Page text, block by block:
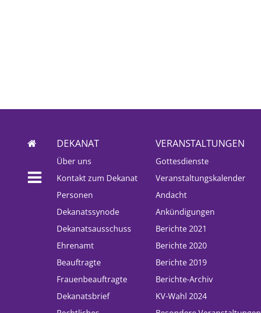
DEKANAT
Über uns
Kontakt zum Dekanat
Personen
Dekanatssynode
Dekanatsausschuss
Ehrenamt
Beauftragte
Frauenbeauftragte
Dekanatsbrief
VERANSTALTUNGEN
Gottesdienste
Veranstaltungskalender
Andacht
Ankündigungen
Berichte 2021
Berichte 2020
Berichte 2019
Berichte-Archiv
KV-Wahl 2024